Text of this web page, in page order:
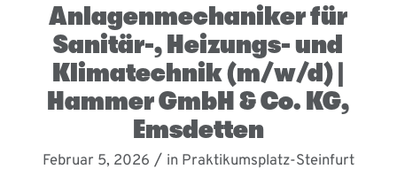
Anlagenmechaniker für
Sanitär-, Heizungs- und
Klimatechnik (m/w/d) |
Hammer GmbH & Co. KG,
Emsdetten
Februar 5, 2026 / in Praktikumsplatz-Steinfurt